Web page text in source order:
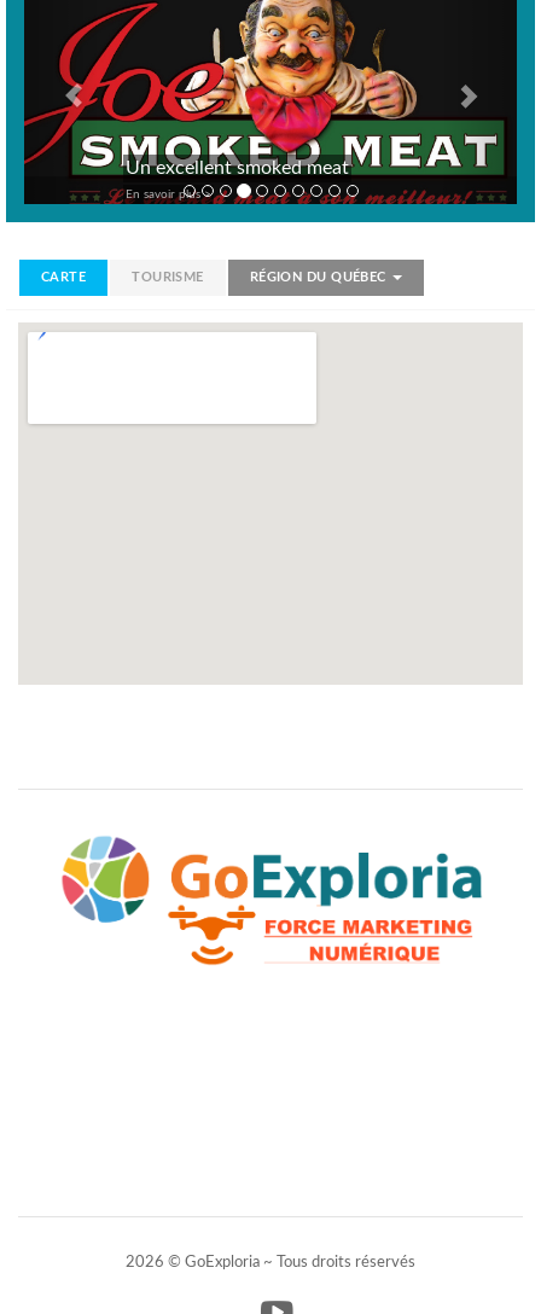
Un excellent smoked meat
En savoir plus >
CARTE TOURISME RÉGION DU QUÉBEC
2026 © GoExploria ~ Tous droits réservés